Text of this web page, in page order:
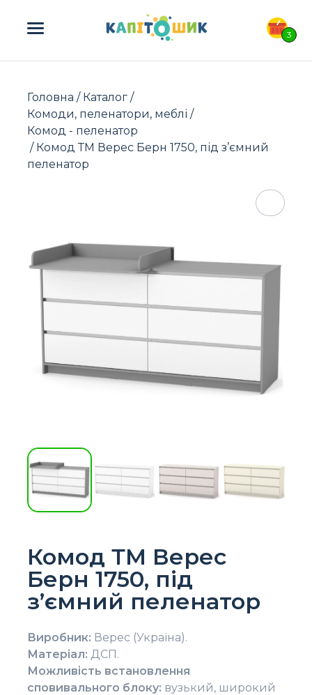
3
ПОШУК ТОВАРІВ:
Головна / Каталог /
Комоди, пеленатори, меблі /
Комод - пеленатор
/ Комод ТМ Верес Берн 1750, під з’ємний
пеленатор
Комод ТМ Верес
Берн 1750, під
з’ємний пеленатор
Виробник: Верес (Україна).
Матеріал: ДСП.
Можливість встановлення
сповивального блоку: вузький, широкий